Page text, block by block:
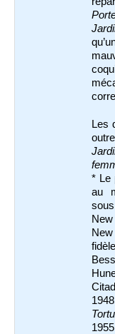
Les
* Le
au